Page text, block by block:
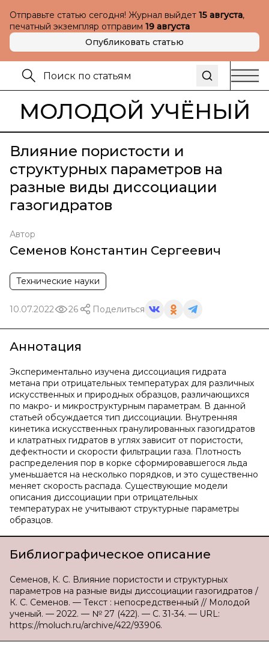
Отправьте статью сегодня! Журнал выйдет 15 августа,
печатный экземпляр отправим 19 августа
Опубликовать статью
МОЛОДОЙ УЧЁНЫЙ
Влияние пористости и
структурных параметров на
разные виды диссоциации
газогидратов
Автор
Семенов Константин Сергеевич
Технические науки
10.07.2022 26 Поделиться
Аннотация
Экспериментально изучена диссоциация гидрата
метана при отрицательных температурах для различных
искусственных и природных образцов, различающихся
по макро- и микроструктурным параметрам. В данной
статьей обсуждается тип диссоциации. Внутренняя
кинетика искусственных гранулированных газогидратов
и клатратных гидратов в углях зависит от пористости,
дефектности и скорости фильтрации газа. Плотность
распределения пор в корке сформировавшегося льда
уменьшается на несколько порядков, и это существенно
меняет скорость распада. Существующие модели
описания диссоциации при отрицательных
температурах не учитывают структурные параметры
образцов.
Библиографическое описание
Семенов, К. С. Влияние пористости и структурных
параметров на разные виды диссоциации газогидратов /
К. С. Семенов. — Текст : непосредственный // Молодой
ученый. — 2022. — № 27 (422). — С. 31-34. — URL:
https://moluch.ru/archive/422/93906.